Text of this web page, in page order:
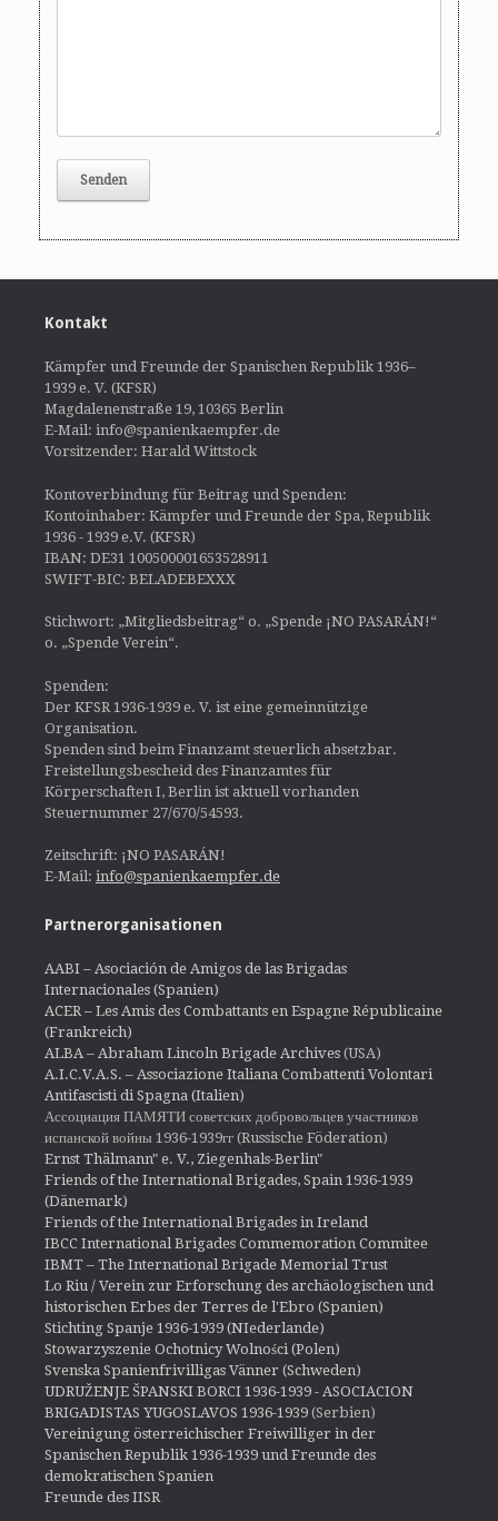
Kontakt
Kämpfer und Freunde der Spanischen Republik 1936–
1939 e. V. (KFSR)
Magdalenenstraße 19, 10365 Berlin
E-Mail: info@spanienkaempfer.de
Vorsitzender: Harald Wittstock
Kontoverbindung für Beitrag und Spenden:
Kontoinhaber: Kämpfer und Freunde der Spa, Republik
1936 - 1939 e.V. (KFSR)
IBAN: DE31 100500001653528911
SWIFT-BIC: BELADEBEXXX
Stichwort: „Mitgliedsbeitrag“ o. „Spende ¡NO PASARÁN!“
o. „Spende Verein“.
Spenden:
Der KFSR 1936-1939 e. V. ist eine gemeinnützige
Organisation.
Spenden sind beim Finanzamt steuerlich absetzbar.
Freistellungsbescheid des Finanzamtes für
Körperschaften I, Berlin ist aktuell vorhanden
Steuernummer 27/670/54593.
Zeitschrift: ¡NO PASARÁN!
E-Mail: info@spanienkaempfer.de
Partnerorganisationen
AABI – Asociación de Amigos de las Brigadas
Internacionales (Spanien)
ACER – Les Amis des Combattants en Espagne Républicaine
(Frankreich)
ALBA – Abraham Lincoln Brigade Archives (USA)
A.I.C.V.A.S. – Associazione Italiana Combattenti Volontari
Antifascisti di Spagna (Italien)
Ассоциация ПАМЯТИ советских добровольцев участников
испанской войны 1936-1939гг (Russische Föderation)
Ernst Thälmann" e. V., Ziegenhals-Berlin"
Friends of the International Brigades, Spain 1936-1939
(Dänemark)
Friends of the International Brigades in Ireland
IBCC International Brigades Commemoration Commitee
IBMT – The International Brigade Memorial Trust
Lo Riu / Verein zur Erforschung des archäologischen und
historischen Erbes der Terres de l'Ebro (Spanien)
Stichting Spanje 1936-1939 (NIederlande)
Stowarzyszenie Ochotnicy Wolności (Polen)
Svenska Spanienfrivilligas Vänner (Schweden)
UDRUŽENJE ŠPANSKI BORCI 1936-1939 - ASOCIACION
BRIGADISTAS YUGOSLAVOS 1936-1939 (Serbien)
Vereinigung österreichischer Freiwilliger in der
Spanischen Republik 1936-1939 und Freunde des
demokratischen Spanien
Freunde des IISR